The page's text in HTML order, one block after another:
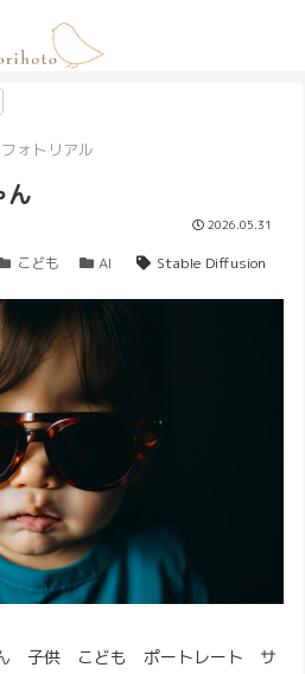
フォトリアル
ん
2026.05.31
こども AI Stable Diffusion
子供 こども ポートレート サ